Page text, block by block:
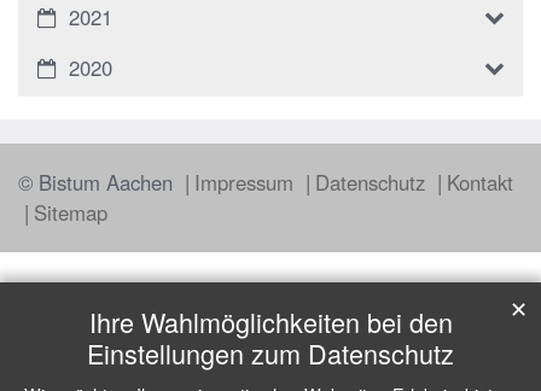
2021
2020
© Bistum Aachen Impressum Datenschutz
Kontakt
Sitemap
Ihre Wahlmöglichkeiten bei den
Einstellungen zum Datenschutz
✕